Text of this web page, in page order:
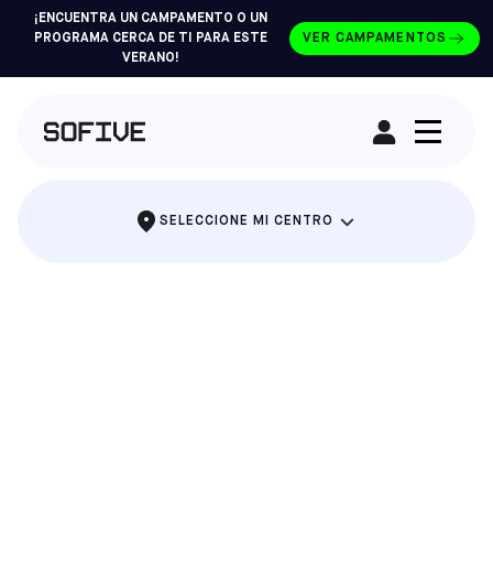
¡ENCUENTRA UN CAMPAMENTO O UN
PROGRAMA CERCA DE TI PARA ESTE
VERANO!
VER CAMPAMENTOS
SELECCIONE MI CENTRO